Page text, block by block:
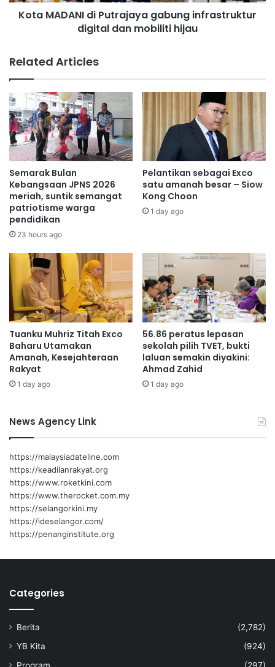
n
g
o
t
a
m
e
g
h
i
d
a
k
a
n
s
e
r
u
t
r
a
j
a
y
a
g
a
b
u
n
g
n
f
r
a
s
t
r
u
k
t
u
i
g
i
t
a
l
d
a
n
l
i
h
Kota MADANI di Putrajaya gabung infrastruktur
digital dan mobiliti hijau
Related Articles
Semarak Bulan
Kebangsaan JPNS 2026
meriah, suntik semangat
patriotisme warga
pendidikan
23 hours ago
Pelantikan sebagai Exco
satu amanah besar – Siow
Kong Choon
1 day ago
Tuanku Muhriz Titah Exco
Baharu Utamakan
Amanah, Kesejahteraan
Rakyat
1 day ago
56.86 peratus lepasan
sekolah pilih TVET, bukti
laluan semakin diyakini:
Ahmad Zahid
1 day ago
News Agency Link
https://malaysiadateline.com
https://keadilanrakyat.org
https://www.roketkini.com
https://www.therocket.com.my
https://selangorkini.my
https://ideselangor.com/
https://penanginstitute.org
Categories
Berita
(2,782)
YB Kita
(924)